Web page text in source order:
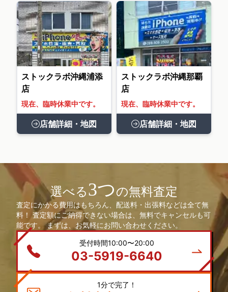
ストックラボ沖縄浦添
店
現在、臨時休業中です。
店舗詳細・地図
ストックラボ沖縄那覇
店
現在、臨時休業中です。
店舗詳細・地図
選べる3つの無料査定
査定にかかる費用はもちろん、配送料・出張料などは全て無
料！ 査定額にご納得できない場合は、無料でキャンセルも可
能です。 まずは、お気軽にお問い合わせください。
受付時間10:00〜20:00
03-5919-6640
1分で完了！